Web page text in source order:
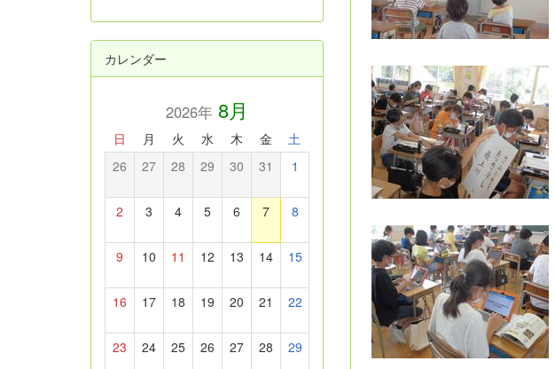
カレンダー
2026年8月
日 月 火 水 木 金 土
26 27 28 29 30 31 1
2 3 4 5 6 7 8
9 10 11 12 13 14 15
16 17 18 19 20 21 22
23 24 25 26 27 28 29